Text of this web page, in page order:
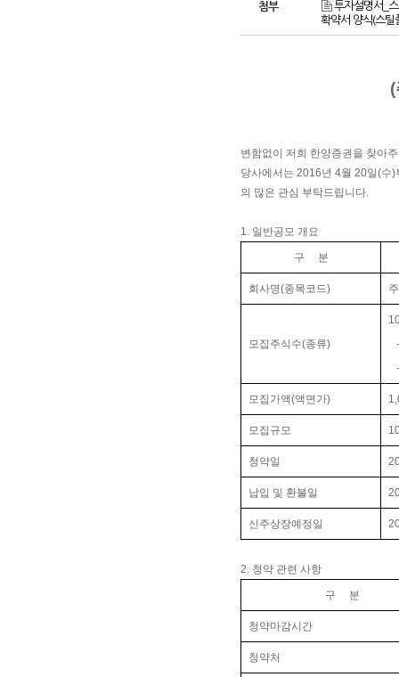
첨부
투자설명서_
확약서 양식(스틸
변함없이 저희 한양증권을 찾아
당사에서는 2016년 4월 20일(수
의 많은 관심 부탁드립니다.
1. 일반공모 개요
구 분
회사명(종목코드)
모집주식수(종류)
-
-
모집가액(액면가)
모집규모
청약일
납입 및 환불일
신주상장예정일
2. 청약 관련 사항
구 분
청약마감시간
청약처